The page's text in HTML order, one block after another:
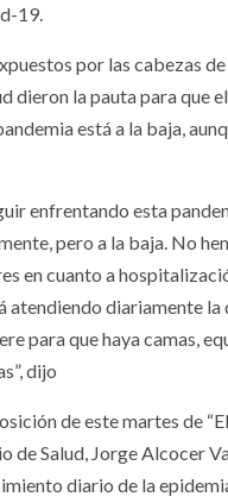
19.
por las cabezas
dieron la pauta para que
está a la baja,
enfrentando esta
pero a la baja. No
en cuanto a
atendiendo diariamente la
para que haya camas,
dijo
de este martes de
de Salud, Jorge Alcocer
diario de la